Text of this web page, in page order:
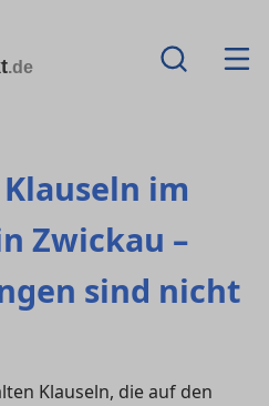
.de
im
Zwickau –
sind nicht
Klauseln, die auf den